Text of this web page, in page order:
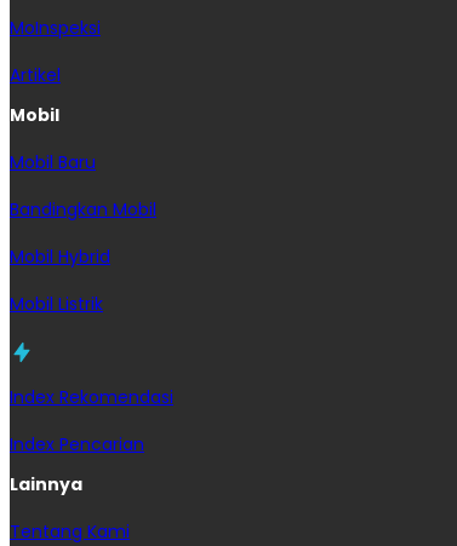
MoInspeksi
Artikel
Mobil
Mobil Baru
Bandingkan Mobil
Mobil Hybrid
Mobil Listrik
Index Rekomendasi
Index Pencarian
Lainnya
Tentang Kami